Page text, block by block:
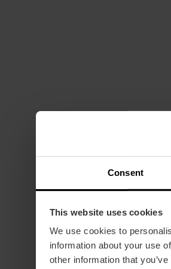
Consent
This website uses cookies
We use cookies to
information about your use
other information that